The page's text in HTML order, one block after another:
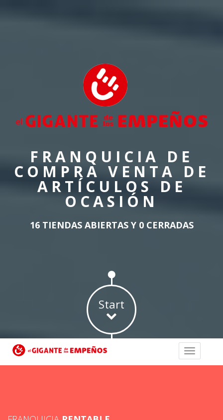
FRANQUICIA DE
COMPRA VENTA DE
ARTÍCULOS DE
OCASIÓN
16 TIENDAS ABIERTAS Y 0 CERRADAS
Start